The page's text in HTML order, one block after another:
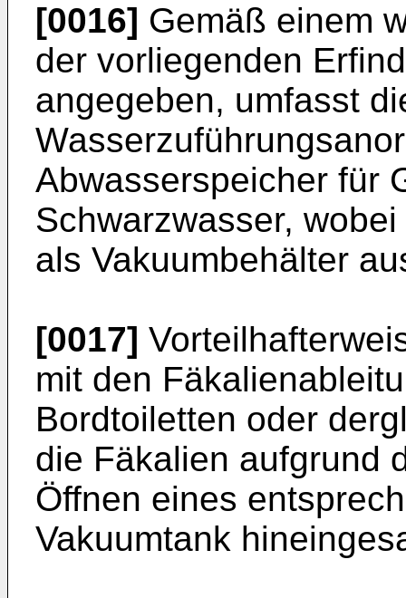
[0016] Gemäß einem
der vorliegenden
angegeben, umfasst
Abwasserspeicher für
Schwarzwasser,
als Vakuumbehälter
[0017]
mit den
Bordtoiletten oder
die Fäkalien aufgrund
Öffnen eines
Vakuumtank